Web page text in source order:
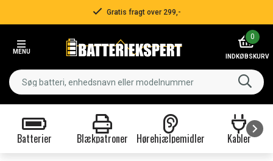
Gratis fragt over 299,-
MENU
0
INDKØBSKURV
Batterier Blækpatroner Hørehjælpemidler Kabler